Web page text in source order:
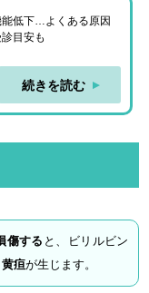
低下…よくある原因
目安も
続きを読む
傷する と、ビリルビン
黄疸が生じます。